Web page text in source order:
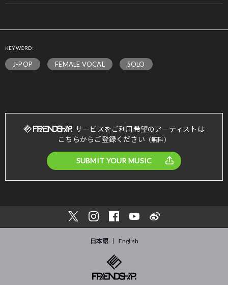
KEYWORD:
J-POP FEMALE VOCAL SOLO
サービスをご利用希望のアーティストは
こちらからご登録ください （無料）
SUBMIT YOUR MUSIC
日本語 English